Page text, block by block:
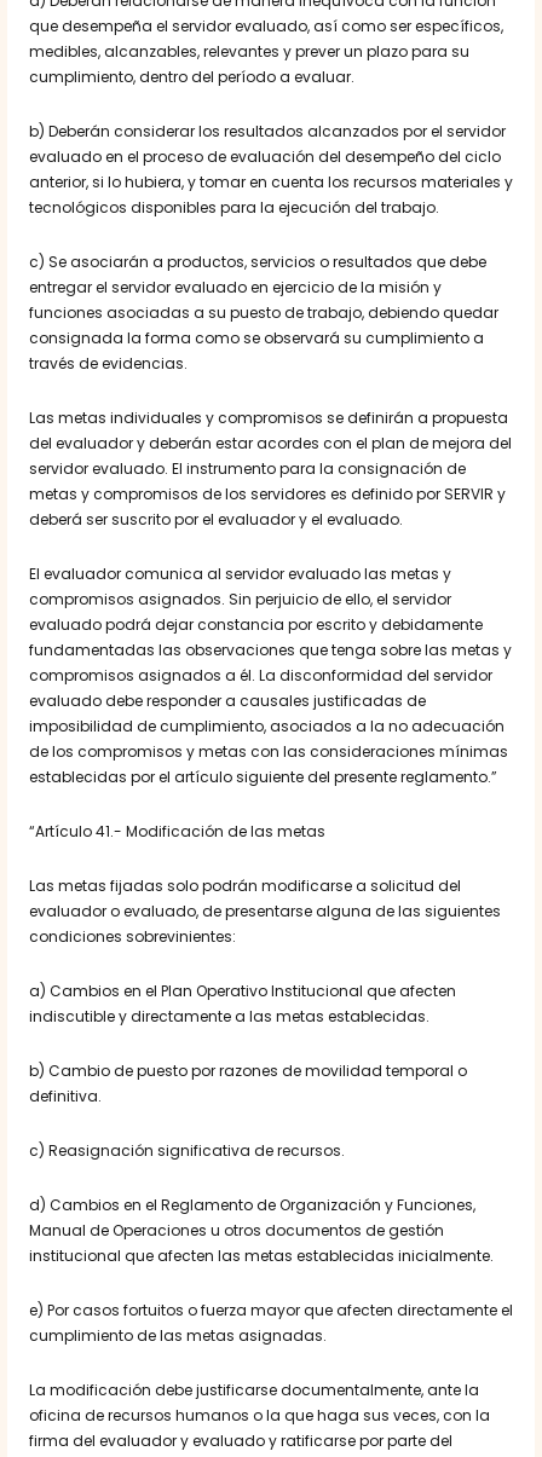
que desempeña el servidor evaluado, así como ser específicos,
medibles, alcanzables, relevantes y prever un plazo para su
cumplimiento, dentro del período a evaluar.
b) Deberán considerar los resultados alcanzados por el servidor
evaluado en el proceso de evaluación del desempeño del ciclo
anterior, si lo hubiera, y tomar en cuenta los recursos materiales y
tecnológicos disponibles para la ejecución del trabajo.
c) Se asociarán a productos, servicios o resultados que debe
entregar el servidor evaluado en ejercicio de la misión y
funciones asociadas a su puesto de trabajo, debiendo quedar
consignada la forma como se observará su cumplimiento a
través de evidencias.
Las metas individuales y compromisos se definirán a propuesta
del evaluador y deberán estar acordes con el plan de mejora del
servidor evaluado. El instrumento para la consignación de
metas y compromisos de los servidores es definido por SERVIR y
deberá ser suscrito por el evaluador y el evaluado.
El evaluador comunica al servidor evaluado las metas y
compromisos asignados. Sin perjuicio de ello, el servidor
evaluado podrá dejar constancia por escrito y debidamente
fundamentadas las observaciones que tenga sobre las metas y
compromisos asignados a él. La disconformidad del servidor
evaluado debe responder a causales justificadas de
imposibilidad de cumplimiento, asociados a la no adecuación
de los compromisos y metas con las consideraciones mínimas
establecidas por el artículo siguiente del presente reglamento.”
“Artículo 41.- Modificación de las metas
Las metas fijadas solo podrán modificarse a solicitud del
evaluador o evaluado, de presentarse alguna de las siguientes
condiciones sobrevinientes:
a) Cambios en el Plan Operativo Institucional que afecten
indiscutible y directamente a las metas establecidas.
b) Cambio de puesto por razones de movilidad temporal o
definitiva.
c) Reasignación significativa de recursos.
d) Cambios en el Reglamento de Organización y Funciones,
Manual de Operaciones u otros documentos de gestión
institucional que afecten las metas establecidas inicialmente.
e) Por casos fortuitos o fuerza mayor que afecten directamente el
cumplimiento de las metas asignadas.
La modificación debe justificarse documentalmente, ante la
oficina de recursos humanos o la que haga sus veces, con la
firma del evaluador y evaluado y ratificarse por parte del